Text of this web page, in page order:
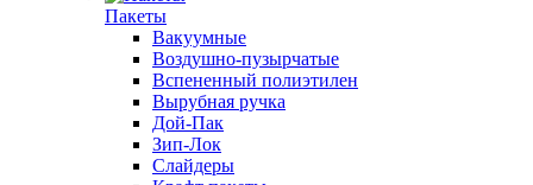
Пакеты
Вакуумные
Воздушно-пузырчатые
Вспененный полиэтилен
Вырубная ручка
Дой-Пак
Зип-Лок
Слайдеры